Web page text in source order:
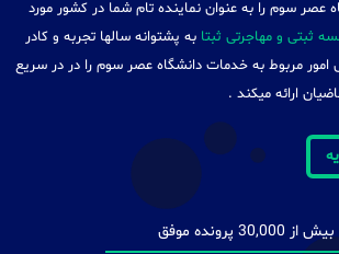
عصر سوم را به عنوان نماینده تام شما در کشور مورد
ثبتی و مهاجرتی ثبتا به پشتوانه سالها تجربه و کادر
مربوط به خدمات دانشگاه عصر سوم را در در سریع
ارائه میکند .
بیش از 30,000 پرونده موفق